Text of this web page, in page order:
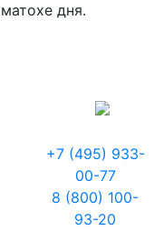
дня.
+7 (495) 933-
00-77
8 (800) 100-
93-20